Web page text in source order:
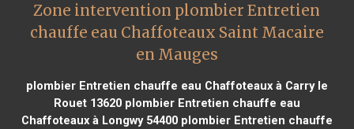
Zone intervention plombier Entretien
chauffe eau Chaffoteaux Saint Macaire
en Mauges
plombier Entretien chauffe eau Chaffoteaux à Carry le
Rouet 13620plombier Entretien chauffe eau
Chaffoteaux à Longwy 54400plombier Entretien chauffe